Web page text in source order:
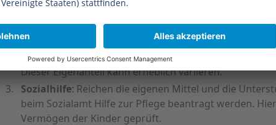
Pflegeversicherung: Die gesetzliche
der Pflegekosten. Für die Pflegegrade 2 bis 5 gibt es
Eigenanteil: Den Restbetrag müssen die
Dieser Eigenanteil kann erheblich variieren.
Sozialhilfe: Reichen die eigenen Mittel und die
beim Sozialamt Hilfe zur Pflege beantragt werden.
Vermögen der Kinder geprüft.